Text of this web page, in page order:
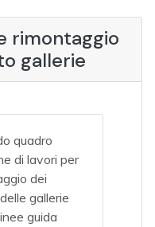
rimontaggio
gallerie
quadro
di lavori per
dei
gallerie
guida